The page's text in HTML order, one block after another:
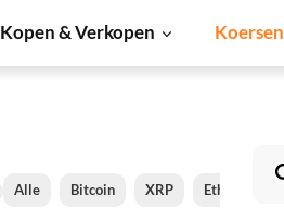
Kopen & Verkopen Koersen
Alle Bitcoin XRP Ethereum